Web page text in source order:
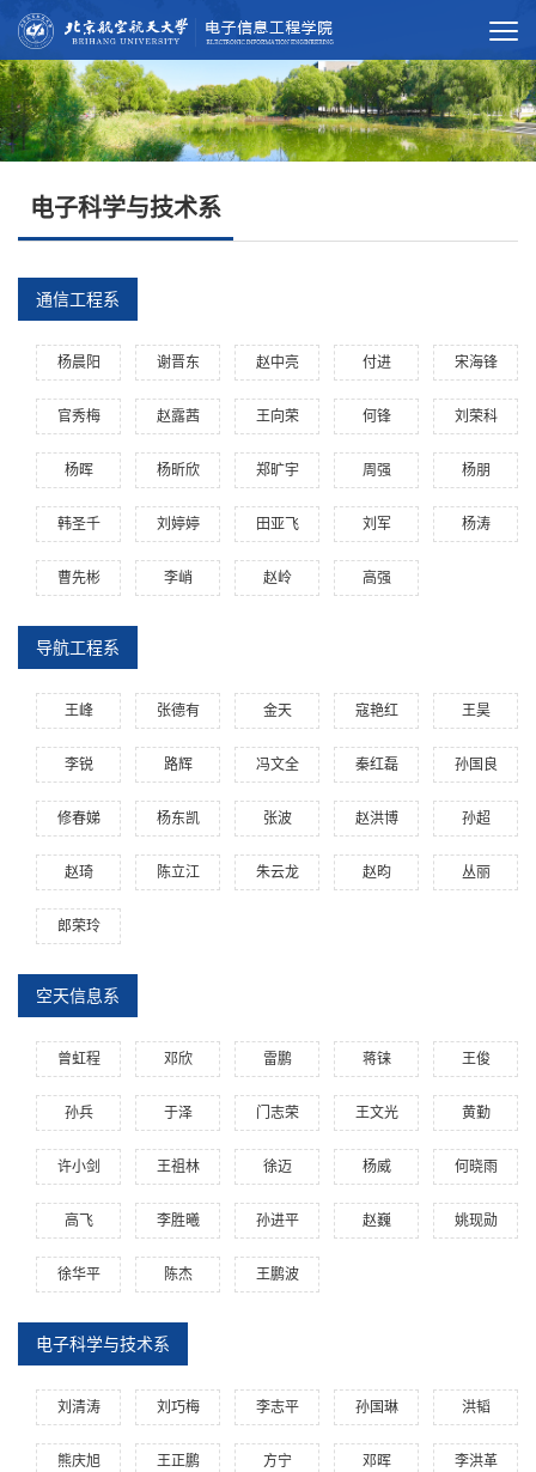
电子科学与技术系
通信工程系
杨晨阳 谢晋东 赵中亮 付进 宋海锋
官秀梅 赵露茜 王向荣 何锋 刘荣科
杨晖 杨昕欣 郑旷宇 周强 杨朋
韩圣千 刘婷婷 田亚飞 刘军 杨涛
曹先彬 李峭 赵岭 高强
导航工程系
王峰 张德有 金天 寇艳红 王昊
李锐 路辉 冯文全 秦红磊 孙国良
修春娣 杨东凯 张波 赵洪博 孙超
赵琦 陈立江 朱云龙 赵昀 丛丽
郎荣玲
空天信息系
曾虹程 邓欣 雷鹏 蒋铼 王俊
孙兵 于泽 门志荣 王文光 黄勤
许小剑 王祖林 徐迈 杨威 何晓雨
高飞 李胜曦 孙进平 赵巍 姚现勋
徐华平 陈杰 王鹏波
电子科学与技术系
刘清涛 刘巧梅 李志平 孙国琳 洪韬
熊庆旭 王正鹏 方宁 邓晖 李洪革